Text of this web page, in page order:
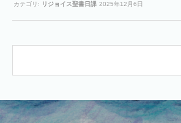
カテゴリ: リジョイス聖書日課 2025年12月6日